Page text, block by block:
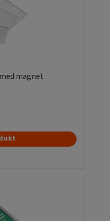
magnet